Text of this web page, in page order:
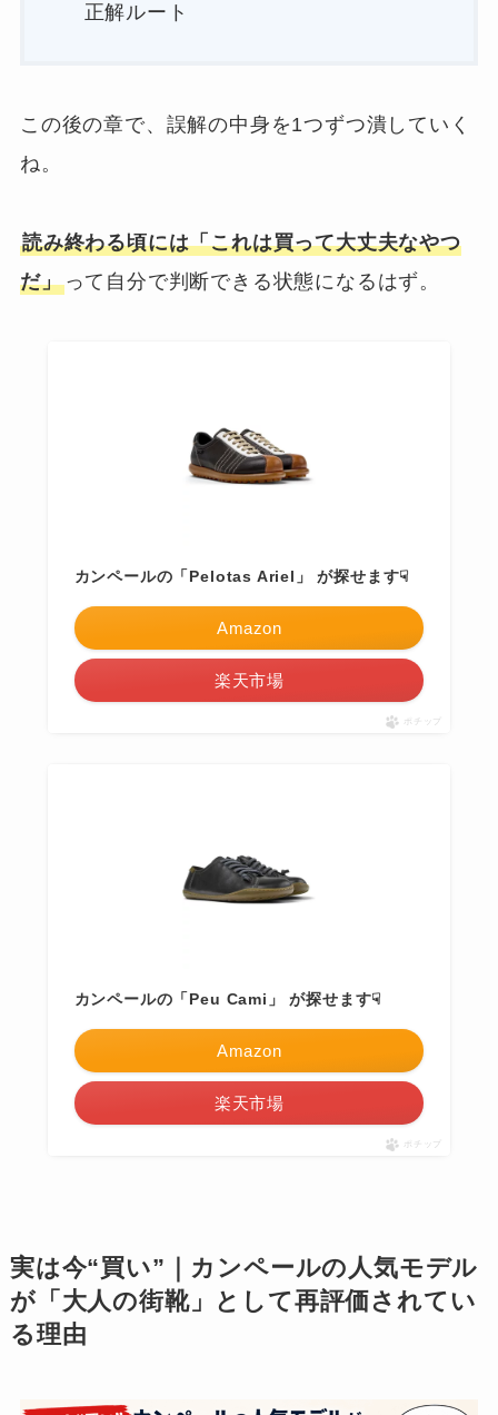
正解ルート
この後の章で、誤解の中身を1つずつ潰していく
ね。
読み終わる頃には「これは買って大丈夫なやつ
だ」って自分で判断できる状態になるはず。
カンペールの「Pelotas Ariel」 が探せます☟
Amazon
楽天市場
ポチップ
カンペールの「Peu Cami」 が探せます☟
Amazon
楽天市場
ポチップ
実は今“買い”｜カンペールの人気モデル
が「大人の街靴」として再評価されてい
る理由